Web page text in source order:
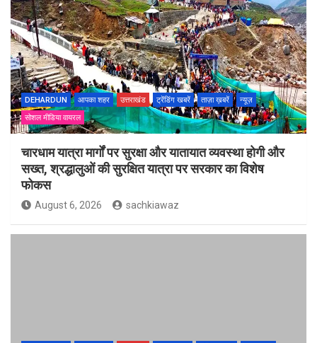
DEHARDUN आपका शहर उत्तराखंड ट्रेंडिंग खबरें ताज़ा ख़बरें
न्यूज़
सोशल मीडिया वायरल
चारधाम यात्रा मार्गों पर सुरक्षा और यातायात व्यवस्था होगी और
सख्त, श्रद्धालुओं की सुरक्षित यात्रा पर सरकार का विशेष
फोकस
August 6, 2026 sachkiawaz